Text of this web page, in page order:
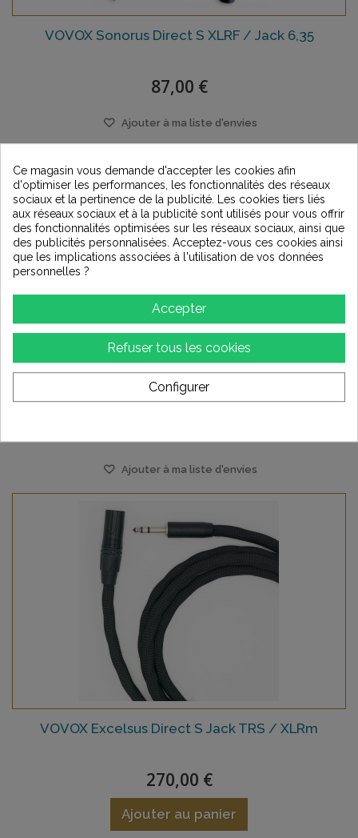
VOVOX Sonorus Direct S XLRF / Jack 6,35
87,00 €
Ajouter à ma liste d'envies
VOVOX Sonorus Direct S Jack 6,35 /XLRM
Ajouter à ma liste d'envies
VOVOX Excelsus Direct S Jack TRS / XLRm
270,00 €
Ajouter au panier
Ce magasin vous demande d'accepter les cookies afin
d'optimiser les performances, les fonctionnalités des réseaux
sociaux et la pertinence de la publicité. Les cookies tiers liés
aux réseaux sociaux et à la publicité sont utilisés pour vous offrir
des fonctionnalités optimisées sur les réseaux sociaux, ainsi que
des publicités personnalisées. Acceptez-vous ces cookies ainsi
que les implications associées à l'utilisation de vos données
personnelles ?
Accepter
Refuser tous les cookies
Configurer